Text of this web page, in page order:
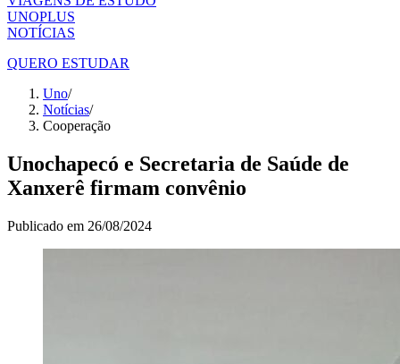
UNOPLUS
NOTÍCIAS
QUERO ESTUDAR
Uno/
Notícias/
Cooperação
Unochapecó e Secretaria de Saúde de
Xanxerê firmam convênio
Publicado em 26/08/2024